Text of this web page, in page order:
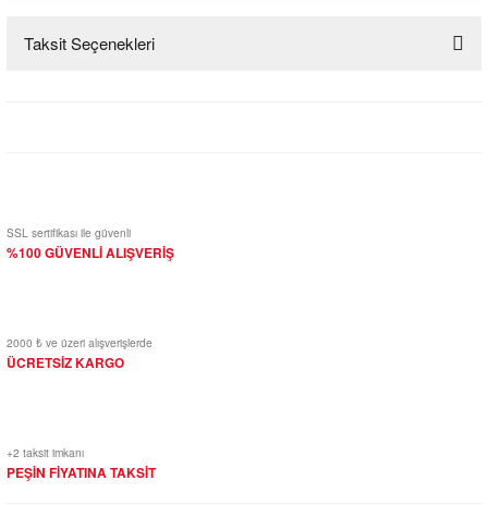
Bu ürüne ilk yorumu siz yapın!
Taksit Seçenekleri
SSL sertifikası ile güvenli
%100 GÜVENLİ ALIŞVERİŞ
2000 ₺ ve üzeri alışverişlerde
ÜCRETSİZ KARGO
+2 taksit imkanı
PEŞİN FİYATINA TAKSİT